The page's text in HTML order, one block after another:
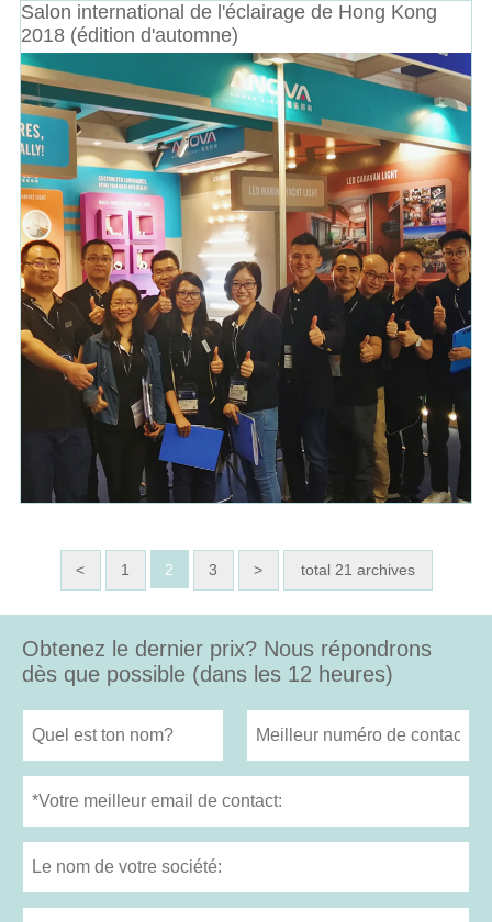
Salon international de l'éclairage de Hong Kong
2018 (édition d'automne)
< 1 2 3 > total 21 archives
Obtenez le dernier prix? Nous répondrons
dès que possible (dans les 12 heures)